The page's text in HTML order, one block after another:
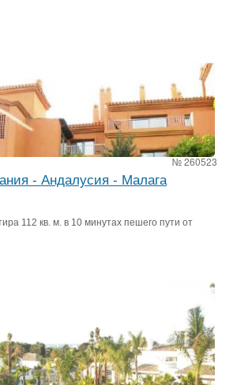
№ 260523
- Андалусия - Малага
112 кв. м. в 10 минутах пешего пути от